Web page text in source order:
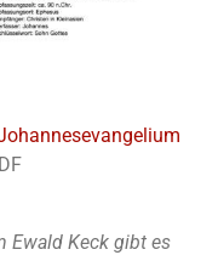
Ewald Keck gibt es